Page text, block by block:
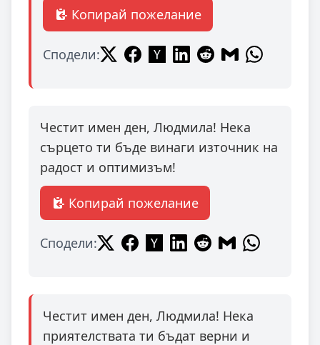
Копирай пожелание
Сподели:
Честит имен ден, Людмила! Нека
сърцето ти бъде винаги източник на
радост и оптимизъм!
Копирай пожелание
Сподели:
Честит имен ден, Людмила! Нека
приятелствата ти бъдат верни и